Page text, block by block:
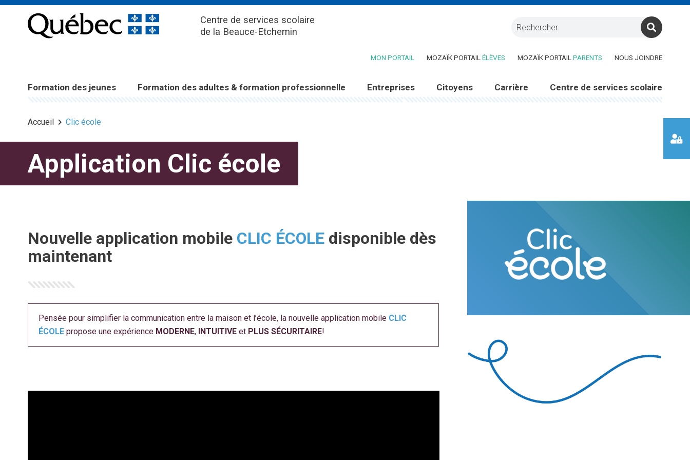
Centre de services scolaire
de la Beauce-Etchemin
MON PORTAIL (CE LIEN OUVRE DANS UNE NOUVELLE FENÊTRE)
MOZAÏK PORTAILÉLÈVES (CE LIEN OUVRE DANS UNE NOUVELLE FENÊTRE)
MOZAÏK PORTAILPARENTS (CE LIEN OUVRE DANS UNE
NOUS JOINDRE
Formation des jeunes Formation des adultes & formation professionnelle Entreprises Citoyens Carrière Centre de services scolaire
Accueil Clic école
Application Clic école
Nouvelle application mobile CLIC ÉCOLEdisponible dès
maintenant
Pensée pour simplifier la communication entre la maison et l’école, la nouvelle application mobile CLIC
ÉCOLEpropose une expérience MODERNE, INTUITIVEetPLUS SÉCURITAIRE!